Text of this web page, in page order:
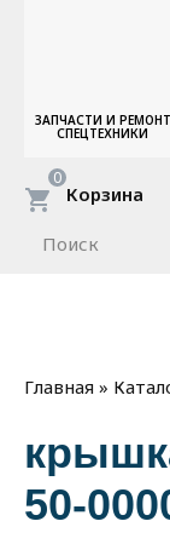
ЗАПЧАСТИ И РЕМОНТ
СПЕЦТЕХНИКИ
Корзина
0
Главная »
50-